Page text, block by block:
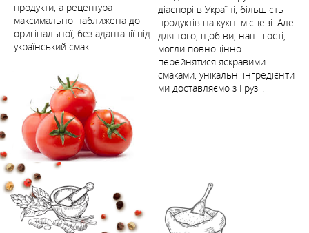
продукти, а рецептура
максимально наближена до
оригінальної, без адаптації під
український смак.
діаспорі в Україні, більшість
продуктів на кухні місцеві. Але
для того, щоб ви, наші гості,
могли повноцінно
перейнятися яскравими
смаками, унікальні інгредієнти
ми доставляємо з Грузії.